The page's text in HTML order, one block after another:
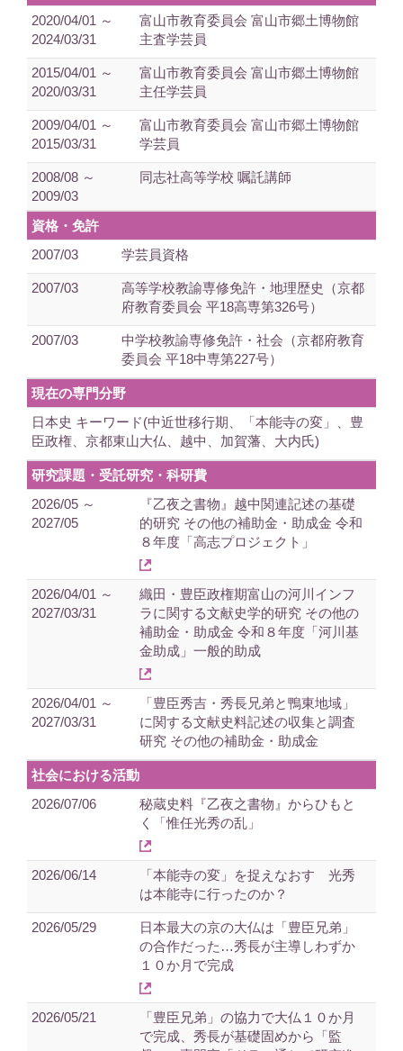
2020/04/01 ～
2024/03/31
富山市教育委員会 富山市郷土博物館
主査学芸員
2015/04/01 ～
2020/03/31
富山市教育委員会 富山市郷土博物館
主任学芸員
2009/04/01 ～
2015/03/31
富山市教育委員会 富山市郷土博物館
学芸員
2008/08 ～
2009/03
同志社高等学校 嘱託講師
資格・免許
2007/03
学芸員資格
2007/03
高等学校教諭専修免許・地理歴史（京都
府教育委員会 平18高専第326号）
2007/03
中学校教諭専修免許・社会（京都府教育
委員会 平18中専第227号）
現在の専門分野
日本史 キーワード(中近世移行期、「本能寺の変」、豊
臣政権、京都東山大仏、越中、加賀藩、大内氏)
研究課題・受託研究・科研費
2026/05 ～
2027/05
『乙夜之書物』越中関連記述の基礎
的研究 その他の補助金・助成金 令和
８年度「高志プロジェクト」
2026/04/01 ～
2027/03/31
織田・豊臣政権期富山の河川インフ
ラに関する文献史学的研究 その他の
補助金・助成金 令和８年度「河川基
金助成」一般的助成
2026/04/01 ～
2027/03/31
「豊臣秀吉・秀長兄弟と鴨東地域」
に関する文献史料記述の収集と調査
研究 その他の補助金・助成金
社会における活動
2026/07/06
秘蔵史料『乙夜之書物』からひもと
く「惟任光秀の乱」
2026/06/14
「本能寺の変」を捉えなおす 光秀
は本能寺に行ったのか？
2026/05/29
日本最大の京の大仏は「豊臣兄弟」
の合作だった…秀長が主導しわずか
１０か月で完成
2026/05/21
「豊臣兄弟」の協力で大仏１０か月
で完成、秀長が基礎固めから「監